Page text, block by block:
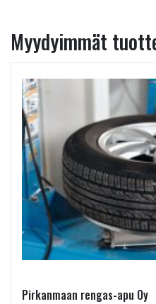
Myydyimmät
Pirkanmaan rengas-apu Oy